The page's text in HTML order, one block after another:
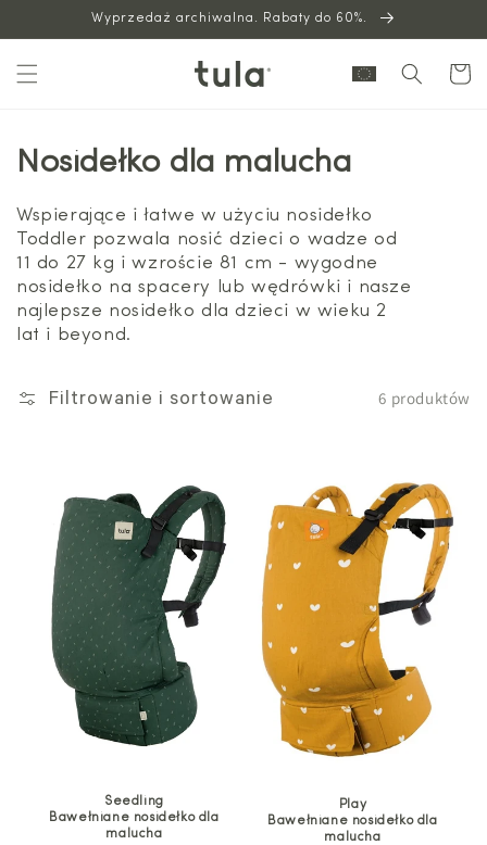
Wyprzedaż archiwalna. Rabaty do 60%.
Wózek
Nosidełko dla malucha
Wspierające i łatwe w użyciu nosidełko
Toddler pozwala nosić dzieci o wadze od
11 do 27 kg i wzroście 81 cm - wygodne
nosidełko na spacery lub wędrówki i nasze
najlepsze nosidełko dla dzieci w wieku 2
lat i beyond.
Filtrowanie i sortowanie 6 produktów
Seedling
Bawełniane nosidełko dla
malucha
Play
Bawełniane nosidełko dla
malucha